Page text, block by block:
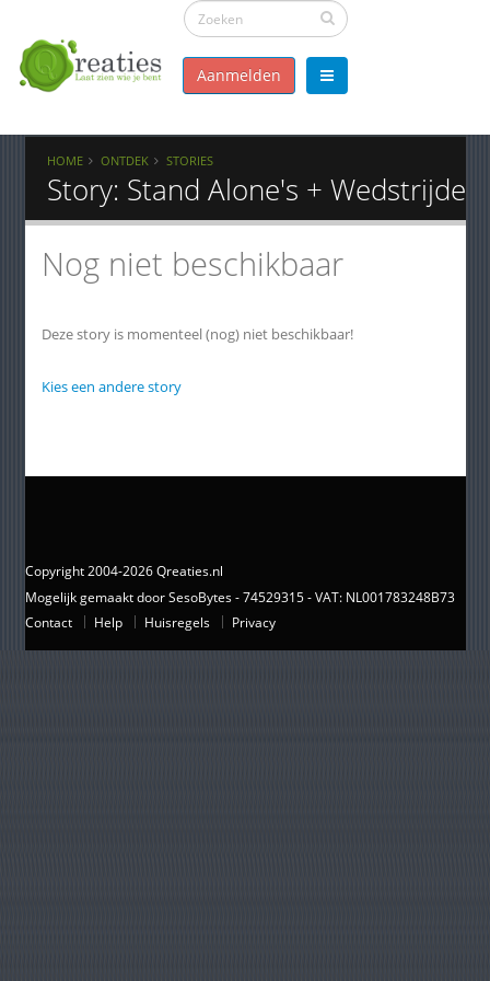
Aanmelden
HOME ONTDEK STORIES
Story: Stand Alone's + Wedstrijden
Nog niet beschikbaar
Deze story is momenteel (nog) niet beschikbaar!
Kies een andere story
Copyright 2004-2026 Qreaties.nl
Mogelijk gemaakt door SesoBytes - 74529315 - VAT: NL001783248B73
Contact
Help Huisregels Privacy